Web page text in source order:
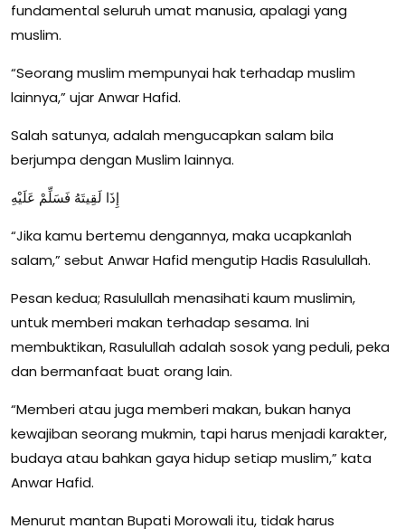
fundamental seluruh umat manusia, apalagi yang
muslim.
“Seorang muslim mempunyai hak terhadap muslim
lainnya,” ujar Anwar Hafid.
Salah satunya, adalah mengucapkan salam bila
berjumpa dengan Muslim lainnya.
إِذَا لَقِيتَهُ فَسَلِّمْ عَلَيْهِ
“Jika kamu bertemu dengannya, maka ucapkanlah
salam,” sebut Anwar Hafid mengutip Hadis Rasulullah.
Pesan kedua; Rasulullah menasihati kaum muslimin,
untuk memberi makan terhadap sesama. Ini
membuktikan, Rasulullah adalah sosok yang peduli, peka
dan bermanfaat buat orang lain.
“Memberi atau juga memberi makan, bukan hanya
kewajiban seorang mukmin, tapi harus menjadi karakter,
budaya atau bahkan gaya hidup setiap muslim,” kata
Anwar Hafid.
Menurut mantan Bupati Morowali itu, tidak harus